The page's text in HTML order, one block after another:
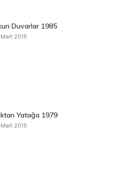
Duvarlar 1985
2015
Yatağa 1979
2015